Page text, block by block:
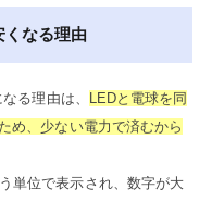
くなる理由
る理由は、
LEDと電球を同
め、少ない電力で済むから
単位で表示され、数字が大